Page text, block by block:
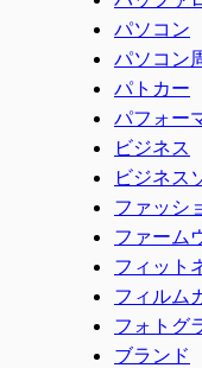
パソコン
パソコン
パトカー
パフォー
ビジネス
ビジネス
ファッシ
ファーム
フィット
フィルム
フォトグ
ブランド